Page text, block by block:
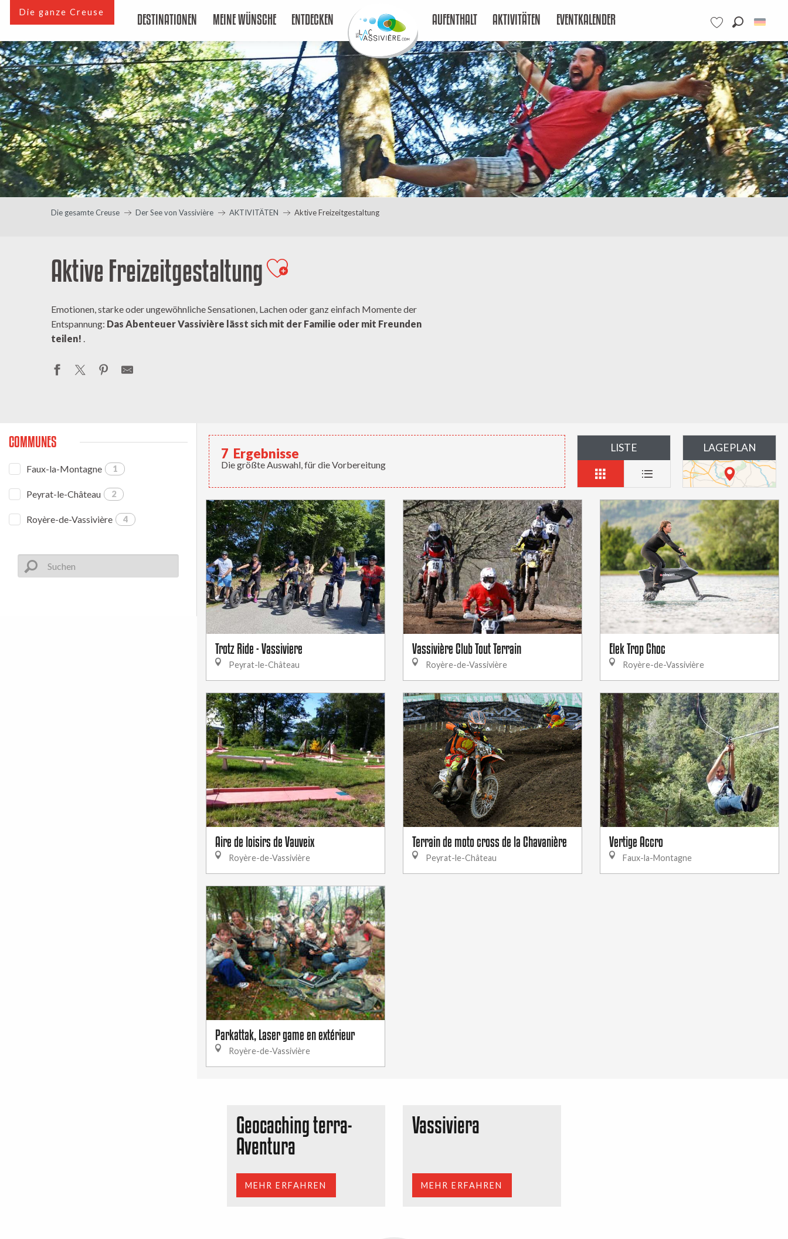
principal
Voir les favoris
Die ganze Creuse DESTINATIONEN MEINE WÜNSCHE ENTDECKEN AUFENTHALT AKTIVITÄTEN EVENTKALENDER
Die gesamte Creuse Der See von Vassivière AKTIVITÄTEN Aktive Freizeitgestaltung
Aktive FreizeitgestaltungAjouter aux favoris
Emotionen, starke oder ungewöhnliche Sensationen, Lachen oder ganz einfach Momente der
Entspannung: Das Abenteuer Vassivière lässt sich mit der Familie oder mit Freunden
teilen! .
COMMUNES
Faux-la-Montagne 1
Peyrat-le-Château 2
Royère-de-Vassivière 4
7 Ergebnisse
Die größte Auswahl, für die Vorbereitung
LISTE LAGEPLAN
Trotz Ride - Vassiviere
Peyrat-le-Château
Vassivière Club Tout Terrain
Royère-de-Vassivière
Elek Trop Choc
Royère-de-Vassivière
Aire de loisirs de Vauveix
Royère-de-Vassivière
Terrain de moto cross de la Chavanière
Peyrat-le-Château
Vertige Accro
Faux-la-Montagne
Parkattak, Laser game en extérieur
Royère-de-Vassivière
Geocaching terra-
Aventura
MEHR ERFAHREN
Vassiviera
MEHR ERFAHREN